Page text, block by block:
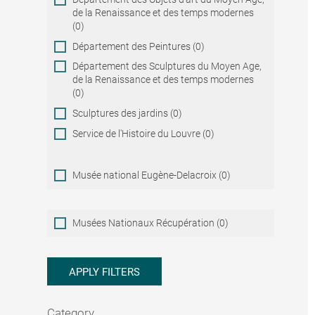
de la Renaissance et des temps modernes
(0)
Département des Peintures (0)
Département des Sculptures du Moyen Age,
de la Renaissance et des temps modernes
(0)
Sculptures des jardins (0)
Service de l'Histoire du Louvre (0)
Musée national Eugène-Delacroix (0)
Musées
Nationaux
Musées Nationaux Récupération (0)
APPLY FILTERS